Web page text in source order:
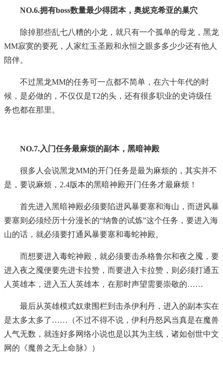
NO.6.拥有boss数量最少得团本，奥妮克希亚的巢穴
除掉那些乱七八糟的小龙，就只有一个孤单的母龙，黑龙
MM寂寞的要死，人家红玉圣殿和永恒之眼多多少少还有他人
陪伴。
不过黑龙MM的任务可一点都不简单，在六十年代的时
候，是必做的，不仅仅是T2的头，还有很多职业的史诗级任
务也都在那里。
NO.7.入门任务最麻烦的副本，黑暗神殿
很多人会说黑龙MM的开门任务是最为麻烦的，其实并不
是，要说麻烦，2.4版本的黑暗神殿开门任务才最麻烦！
首先进入黑暗神殿必须要陷进风暴要塞和海山，而进风暴
要塞则必须经历十分漫长的“纳鲁的试炼”这个任务，要进入海
山的话，就必须要打通风暴要塞和毒蛇神殿。
而想要进入毒蛇神殿，就必须要击杀格鲁尔和夜之魇，要
进入夜之魇便要先进卡拉赞，而要进入卡拉赞，则必须打通五
人英雄本，进入五人英雄本，在那时声望需要崇敬的……
最后从英雄模式奴隶围栏到击杀伊利丹，进入的副本实在
是太多太多了……（不过不得不说，伊利丹怒风当真是在魔兽
人气无数，就连好多网络小说也是以其为主线，诸如创世中文
网的《魔兽之无上命脉》）